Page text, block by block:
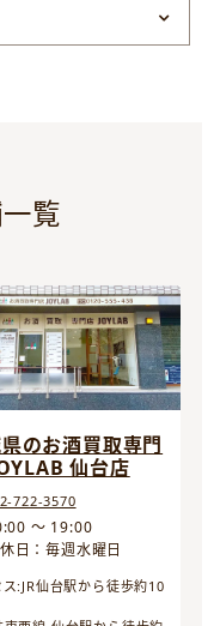
覧
のお酒買取専門
仙台店
722-3570
～ 19:00
日：毎週水曜日
ス:JR仙台駅から徒歩約10